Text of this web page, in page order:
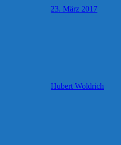
23. März 2017
Hubert Woldrich